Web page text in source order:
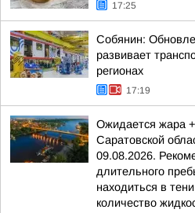
17:25
Собянин:
развивает
регионах
17:19
Ожидается жара
Саратовской
09.08.2026.
длительного
находиться в
количество